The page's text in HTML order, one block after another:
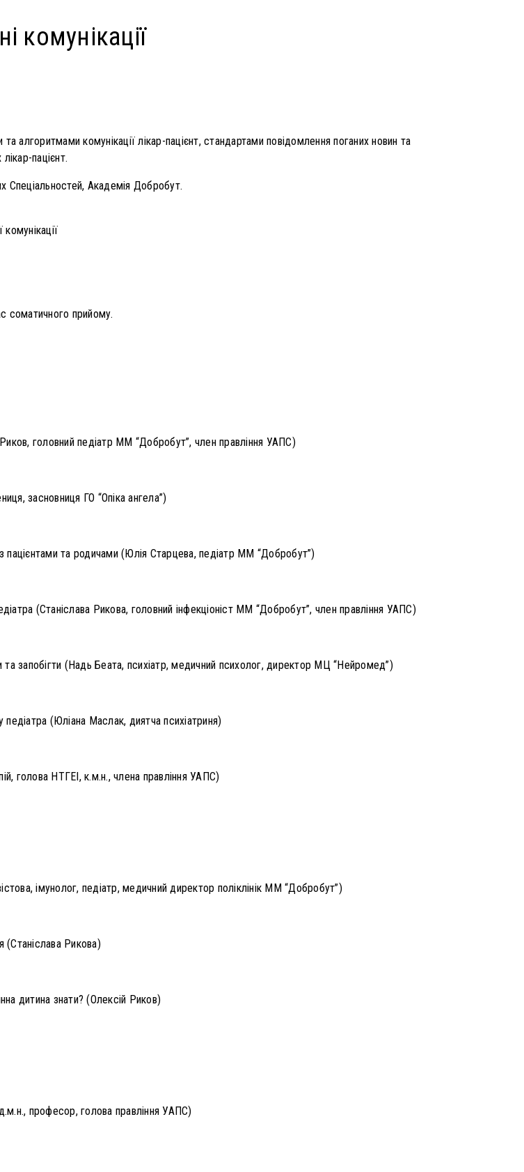
комунікації
алгоритмами комунікації лікар-пацієнт, стандартами повідомлення поганих новин та
пацієнт.
Спеціальностей, Академія Добробут.
соматичного прийому.
Риков, головний педіатр ММ “Добробут”, член правління УАПС)
засновниця ГО “Опіка ангела”)
пацієнтами та родичами (Юлія Старцева, педіатр ММ “Добробут”)
(Станіслава Рикова, головний інфекціоніст ММ “Добробут”, член правління УАПС)
та запобігти (Надь Беата, психіатр, медичний психолог, директор МЦ “Нейромед”)
педіатра (Юліана Маслак, диятча психіатриня)
голова НТГЕІ, к.м.н., члена правління УАПС)
імунолог, педіатр, медичний директор поліклінік ММ “Добробут”)
(Станіслава Рикова)
дитина знати? (Олексій Риков)
професор, голова правління УАПС)